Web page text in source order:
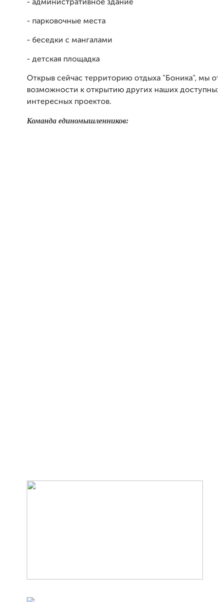
- административное здание
- парковочные места
- беседки с мангалами
- детская площадка
Открыв сейчас территорию отдыха "Боника", мы
возможности к открытию других наших
интересных проектов.
Команда единомышленников: